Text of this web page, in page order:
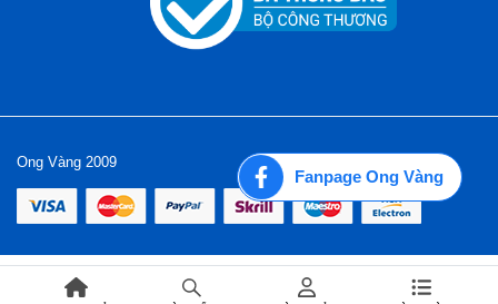
Ong Vàng 2009
Fanpage Ong Vàng